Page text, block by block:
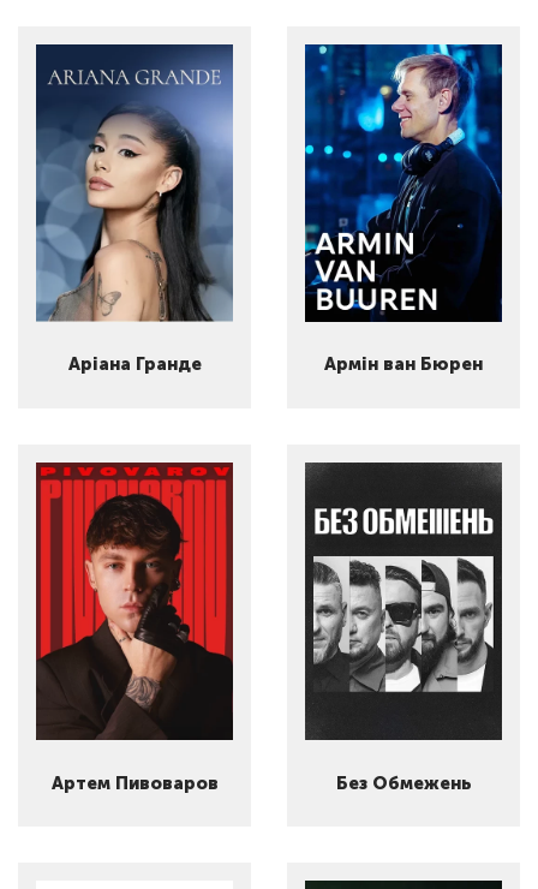
Аріана Гранде Армін ван Бюрен
Артем Пивоваров Без Обмежень